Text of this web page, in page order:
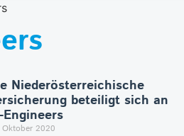
Niederösterreichische
beteiligt sich an
Engineers
2020